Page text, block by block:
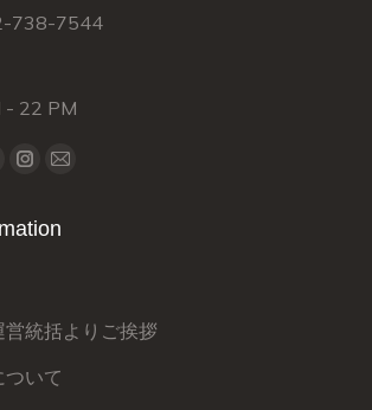
738-7544
- 22 PM
Instagram
opens
window
Mail
opens
window
統括よりご挨拶
いて